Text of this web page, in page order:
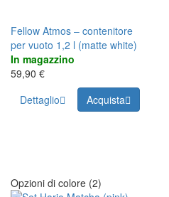
Fellow Atmos – contenitore
per vuoto 1,2 l (matte white)
In magazzino
59,90 €
Dettaglio
Acquista
Opzioni di colore (2)